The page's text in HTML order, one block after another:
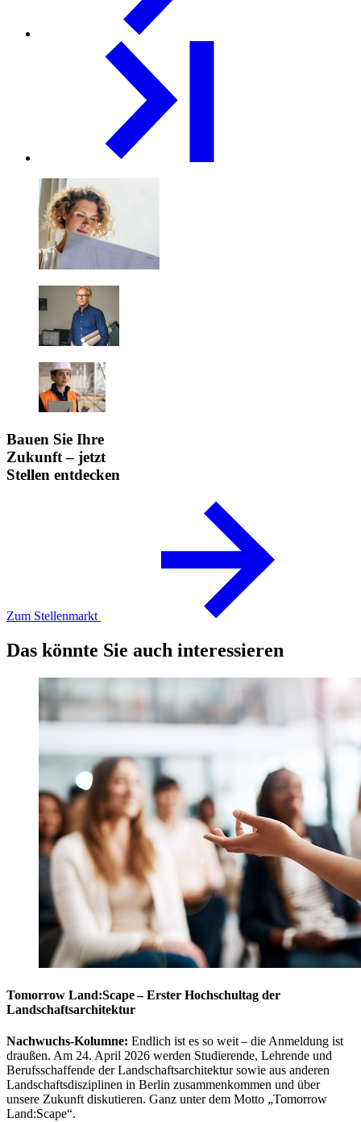
Bauen Sie Ihre
Zukunft – jetzt
Stellen entdecken
Zum Stellenmarkt
Das könnte Sie auch interessieren
Tomorrow Land:Scape – Erster Hochschultag der
Landschaftsarchitektur
Nachwuchs-Kolumne: Endlich ist es so weit – die Anmeldung ist
draußen. Am 24. April 2026 werden Studierende, Lehrende und
Berufsschaffende der Landschaftsarchitektur sowie aus anderen
Landschaftsdisziplinen in Berlin zusammenkommen und über
unsere Zukunft diskutieren. Ganz unter dem Motto „Tomorrow
Land:Scape“.